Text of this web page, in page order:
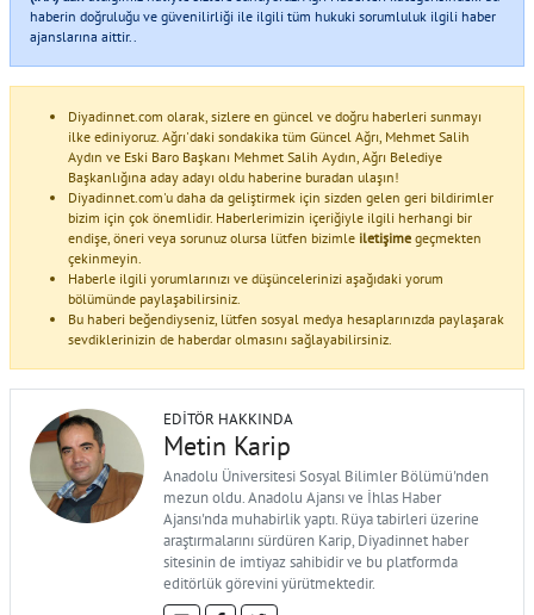
haberin doğruluğu ve güvenilirliği ile ilgili tüm hukuki sorumluluk ilgili haber
ajanslarına aittir..
Diyadinnet.com olarak, sizlere en güncel ve doğru haberleri sunmayı
ilke ediniyoruz. Ağrı'daki sondakika tüm Güncel Ağrı, Mehmet Salih
Aydın ve Eski Baro Başkanı Mehmet Salih Aydın, Ağrı Belediye
Başkanlığına aday adayı oldu haberine buradan ulaşın!
Diyadinnet.com'u daha da geliştirmek için sizden gelen geri bildirimler
bizim için çok önemlidir. Haberlerimizin içeriğiyle ilgili herhangi bir
endişe, öneri veya sorunuz olursa lütfen bizimle iletişime geçmekten
çekinmeyin.
Haberle ilgili yorumlarınızı ve düşüncelerinizi aşağıdaki yorum
bölümünde paylaşabilirsiniz.
Bu haberi beğendiyseniz, lütfen sosyal medya hesaplarınızda paylaşarak
sevdiklerinizin de haberdar olmasını sağlayabilirsiniz.
EDITÖR HAKKINDA
Metin Karip
Anadolu Üniversitesi Sosyal Bilimler Bölümü'nden
mezun oldu. Anadolu Ajansı ve İhlas Haber
Ajansı'nda muhabirlik yaptı. Rüya tabirleri üzerine
araştırmalarını sürdüren Karip, Diyadinnet haber
sitesinin de imtiyaz sahibidir ve bu platformda
editörlük görevini yürütmektedir.